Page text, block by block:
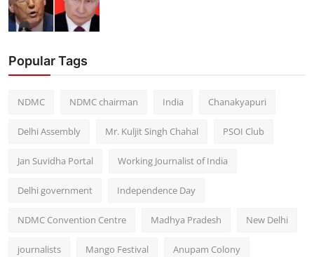
Popular Tags
NDMC NDMC chairman India Chanakyapuri
Delhi Assembly Mr. Kuljit Singh Chahal PSOI Club
Jan Suvidha Portal Working Journalist of India
Delhi government Independence Day
NDMC Convention Centre Madhya Pradesh New Delhi
journalists Mango Festival Anupam Colony